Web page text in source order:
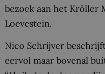
bezoek aan het Kröller
Loevestein.
Nico Schrijver
eervol maar bovenal